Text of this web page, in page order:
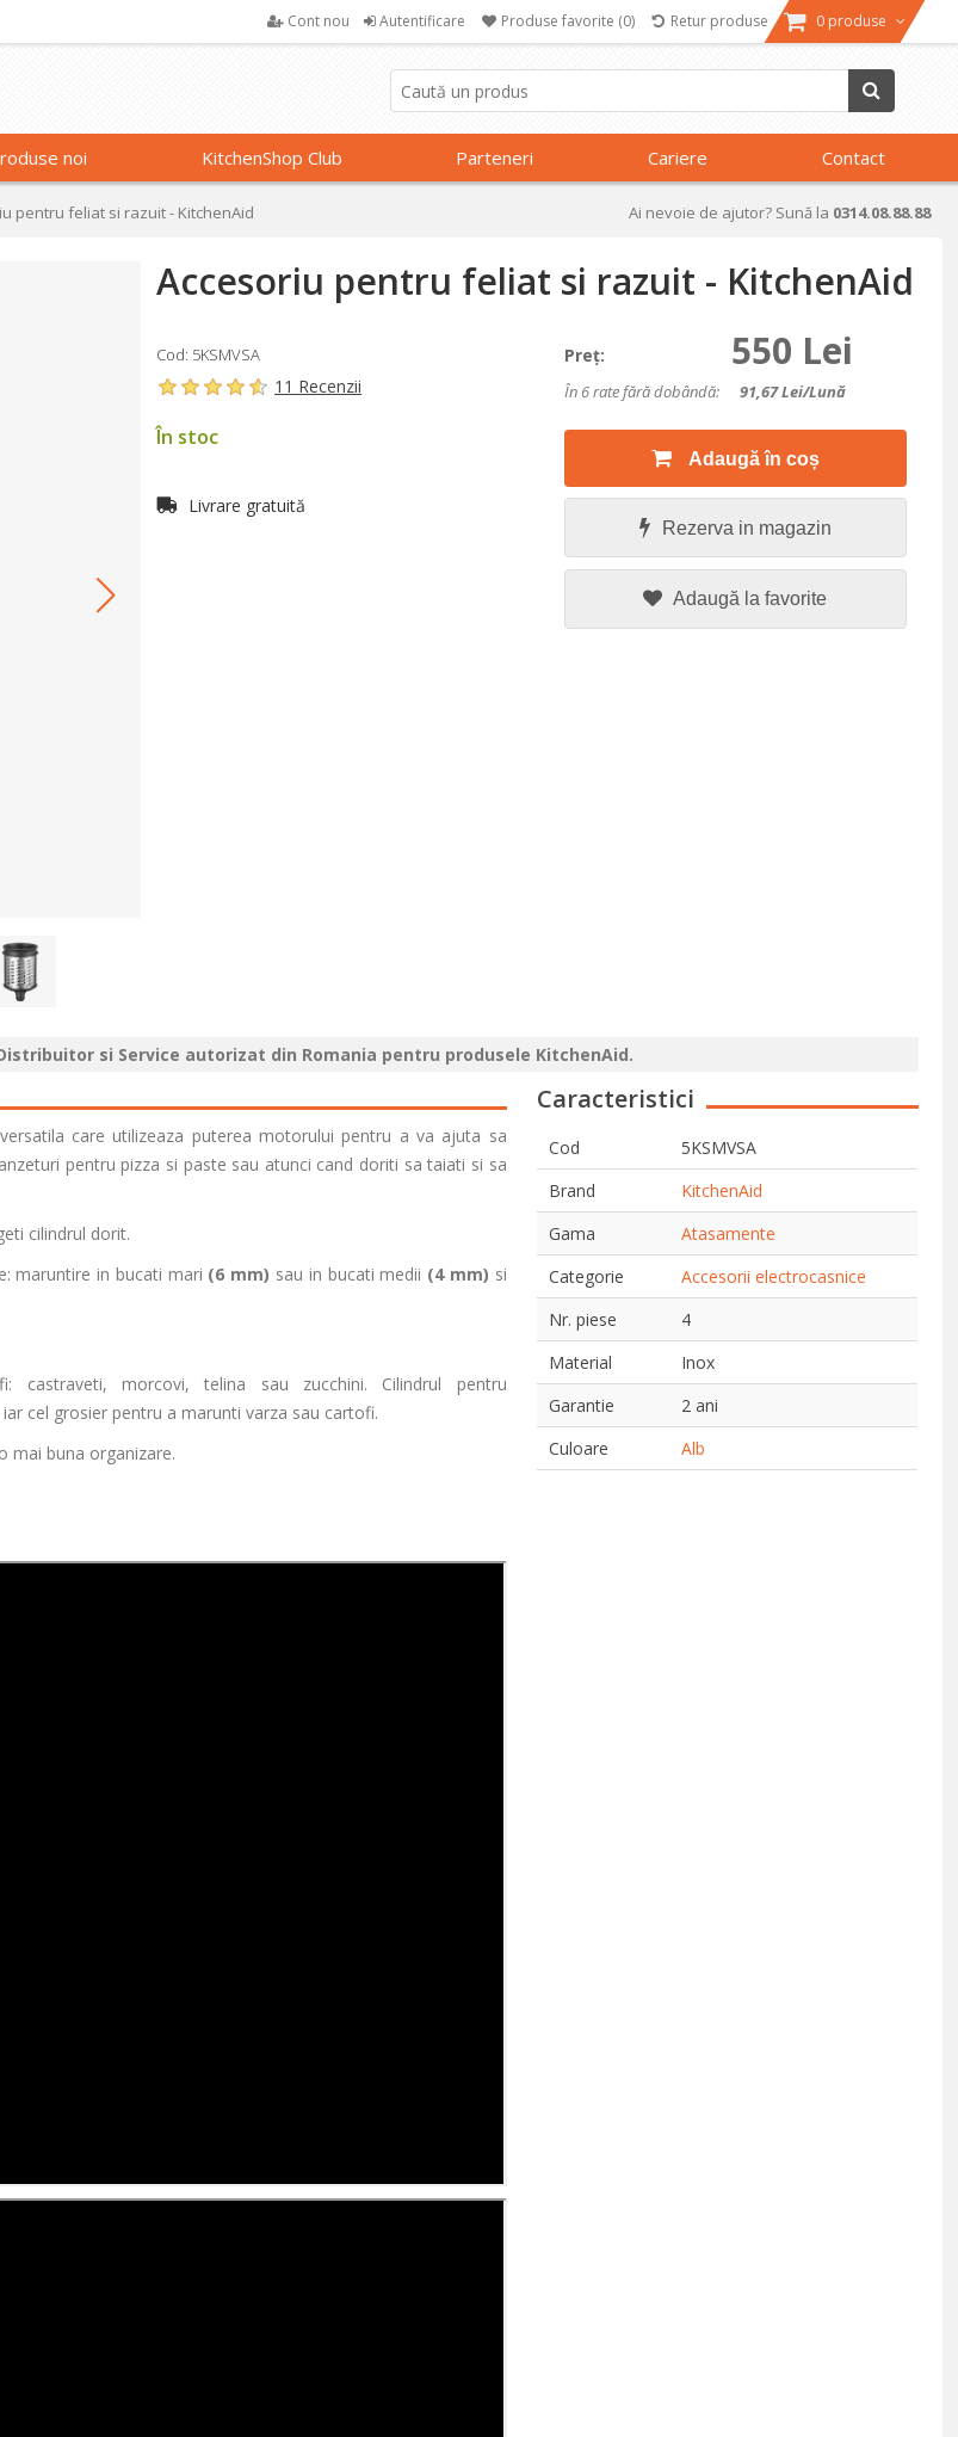
Cont nou Autentificare Produse favorite (0) Retur produse 0 produse
noi KitchenShop Club Parteneri Cariere Contact
pentru feliat si razuit - KitchenAid Ai nevoie de ajutor? Sună la 0314.08.88.88
Accesoriu pentru feliat si razuit - KitchenAid
Cod: 5KSMVSA
11 Recenzii
În stoc
Livrare gratuită
Preţ: 550 Lei
În 6 rate fără dobândă: 91,67Lei/lună
Adaugă în coș
Rezerva in magazin
Adaugă la favorite
si Service autorizat din Romania pentru produsele KitchenAid.
versatila care utilizeaza puterea motorului pentru a va ajuta sa
pentru pizza si paste sau atunci cand doriti sa taiati si sa
cilindrul dorit.
maruntire in bucati mari (6 mm) sau in bucati medii (4 mm) si
morcovi, telina sau zucchini. Cilindrul pentru
cel grosier pentru a marunti varza sau cartofi.
mai buna organizare.
Caracteristici
Cod
5KSMVSA
Brand
KitchenAid
Gama
Atasamente
Categorie
Accesorii electrocasnice
Nr. piese
4
Material
Inox
Garantie
2 ani
Culoare
Alb